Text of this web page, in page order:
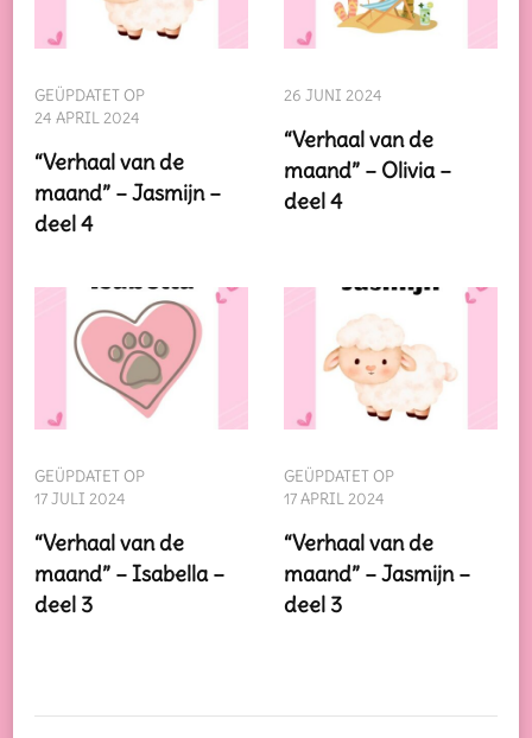
GEÜPDATET OP
24 APRIL 2024
“Verhaal van de
maand” – Jasmijn –
deel 4
26 JUNI 2024
“Verhaal van de
maand” – Olivia –
deel 4
GEÜPDATET OP
17 JULI 2024
“Verhaal van de
maand” – Isabella –
deel 3
GEÜPDATET OP
17 APRIL 2024
“Verhaal van de
maand” – Jasmijn –
deel 3